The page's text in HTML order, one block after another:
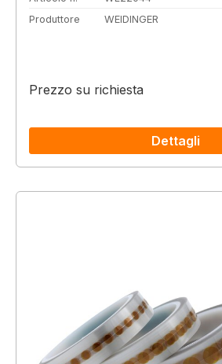
Produttore
WEIDINGER
Prezzo su richiesta
Dettagli